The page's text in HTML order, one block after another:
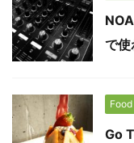
で使
Food
Go